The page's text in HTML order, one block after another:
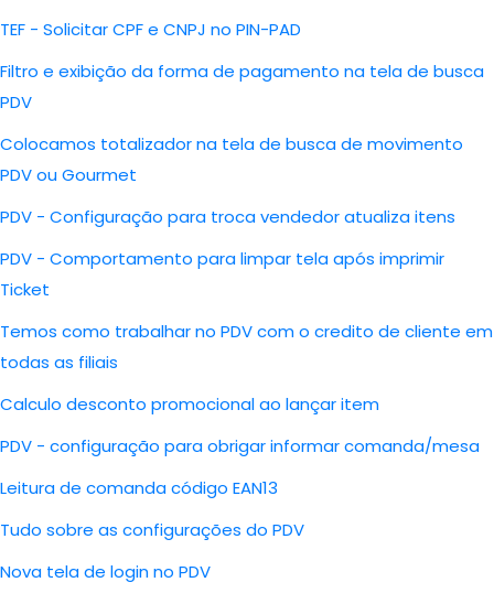
TEF - Solicitar CPF e CNPJ no PIN-PAD
Filtro e exibição da forma de pagamento na tela de busca
PDV
Colocamos totalizador na tela de busca de movimento
PDV ou Gourmet
PDV - Configuração para troca vendedor atualiza itens
PDV - Comportamento para limpar tela após imprimir
Ticket
Temos como trabalhar no PDV com o credito de cliente em
todas as filiais
Calculo desconto promocional ao lançar item
PDV - configuração para obrigar informar comanda/mesa
Leitura de comanda código EAN13
Tudo sobre as configurações do PDV
Nova tela de login no PDV